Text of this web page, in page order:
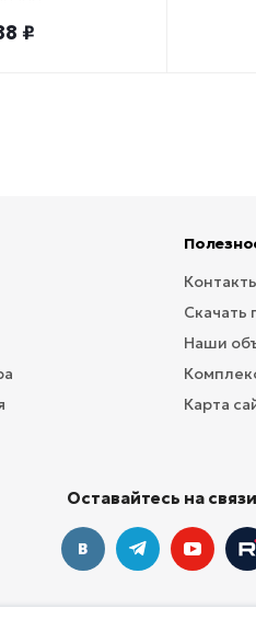
₽
Скачать
Наши
Карта
Оставайтесь на связи